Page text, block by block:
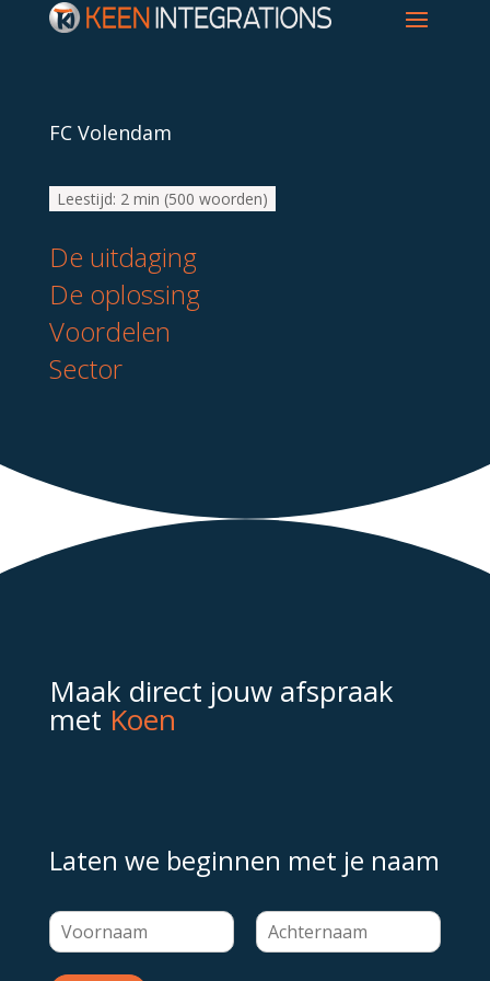
FC Volendam
Leestijd: 2 min (500 woorden)
De uitdaging
De oplossing
Voordelen
Sector
Maak direct jouw afspraak
met Koen
Laten we beginnen met je naam